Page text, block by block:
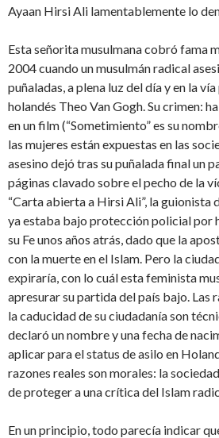
Ayaan Hirsi Ali lamentablemente lo
Esta señorita musulmana cobró fama
2004 cuando un musulmán radical
puñaladas, a plena luz del día y en la
holandés Theo Van Gogh. Su crimen:
en un film (“Sometimiento” es su
las mujeres están expuestas en las
asesino dejó tras su puñalada final un
páginas clavado sobre el pecho de la
“Carta abierta a Hirsi Ali”, la guionista
ya estaba bajo protección policial por
su Fe unos años atrás, dado que la
con la muerte en el Islam. Pero la
expiraría, con lo cuál esta feminista
apresurar su partida del país bajo. Las
la caducidad de su ciudadanía son
declaró un nombre y una fecha de
aplicar para el status de asilo en
razones reales son morales: la
de proteger a una crítica del Islam
En un principio, todo parecía indicar